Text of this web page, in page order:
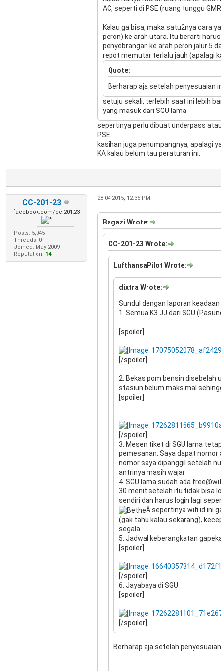
AC, seperti di PSE (ruang tunggu
Kalau ga bisa, maka satu2nya cara
peron) ke arah utara. Itu berarti
penyebrangan ke arah peron jalur 5
repot memutar terlalu jauh (apalagi
Quote:
Berharap aja setelah penyesuaian
setuju sekali, terlebih saat ini lebih
yang masuk dari SGU lama
sepertinya perlu dibuat underpass
PSE.
kasihan juga penumpangnya, apalagi
KA kalau belum tau peraturan ini.
CC-201-23
facebook.com/cc.201.23
Posts: 5,045
Threads: 0
Joined: May 2009
Reputation: 14
28-04-2015, 12:35 PM
Bagazi Wrote:
CC-201-23 Wrote:
LufthansaPilot Wrote:
dixtra Wrote:
Sundul dengan laporan
1. Semua K3 JJ dari SGU
[spoiler]
[/spoiler]
2. Bekas pom bensin disebelah
stasiun belum maksimal
[spoiler]
[/spoiler]
3. Mesen tiket di SGU lama
pemesanan. Saya dapat
nomor saya dipanggil setelah
antrinya masih wajar
4. SGU lama sudah ada
30 menit setelah itu tidak bisa
sendiri dan harus login lagi
Â sepertinya wifi.id ini
(gak tahu kalau sekarang),
segala.
5. Jadwal keberangkatan
[spoiler]
[/spoiler]
6. Jayabaya di SGU
[spoiler]
[/spoiler]
Berharap aja setelah